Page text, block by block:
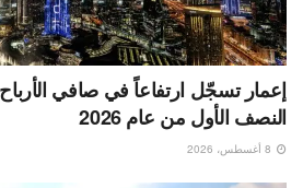
النصف الأول من عام 2026